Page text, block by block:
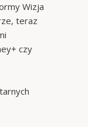
Wizja
teraz
czy